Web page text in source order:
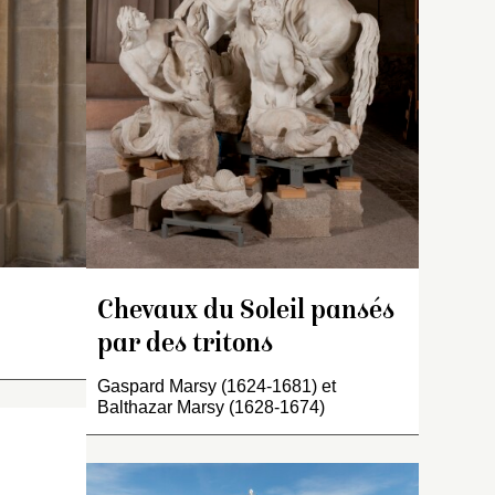
luy. Il
servir.
en terre
des
de
le côté
d’une
une
« Un
de
sur
d’une draperie avec un
grand manteau qu’elle
soutient du bras droit, qui
est baissé. L’espaulle
gauche est nue avec une
partie du bras à demy levé
dont elle tient un bout de
bâton dans la main et, au
bas, est un cocq qui a le
bec ouvert et battant de
six pieds dix pouces. Faite
par Baltazard…
Chevaux du Soleil pansés
par des tritons
Gaspard Marsy (1624-1681) et
Balthazar Marsy (1628-1674)